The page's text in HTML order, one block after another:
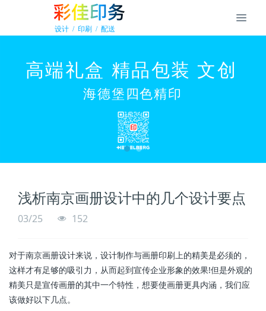
浅析南京画册设计中的几个设计要点
03/25 152
对于南京画册设计来说，设计制作与画册印刷上的精美是必须的，
这样才有足够的吸引力，从而起到宣传企业形象的效果!但是外观的
精美只是宣传画册的其中一个特性，想要使画册更具内涵，我们应
该做好以下几点。